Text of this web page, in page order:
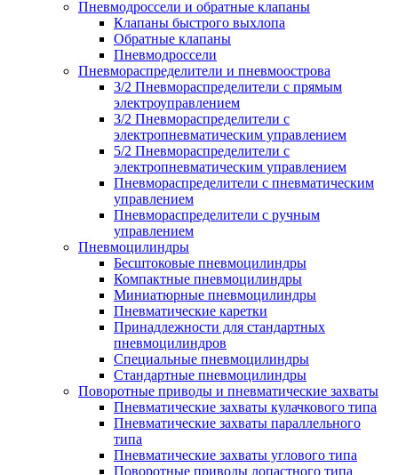
Пневмодроссели и обратные клапаны
Клапаны быстрого выхлопа
Обратные клапаны
Пневмодроссели
Пневмораспределители и пневмоострова
3/2 Пневмораспределители с прямым
электроуправлением
3/2 Пневмораспределители с
электропневматическим управлением
5/2 Пневмораспределители с
электропневматическим управлением
Пневмораспределители с пневматическим
управлением
Пневмораспределители с ручным
управлением
Пневмоцилиндры
Бесштоковые пневмоцилиндры
Компактные пневмоцилиндры
Миниатюрные пневмоцилиндры
Пневматические каретки
Принадлежности для стандартных
пневмоцилиндров
Специальные пневмоцилиндры
Стандартные пневмоцилиндры
Поворотные приводы и пневматические захваты
Пневматические захваты кулачкового типа
Пневматические захваты параллельного
типа
Пневматические захваты углового типа
Поворотные приводы лопастного типа